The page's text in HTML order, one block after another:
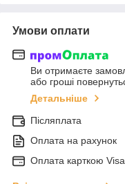
Умови оплати
Ви отримаєте
або гроші
Детальніше
Післяплата
Оплата на рахунок
Оплата карткою